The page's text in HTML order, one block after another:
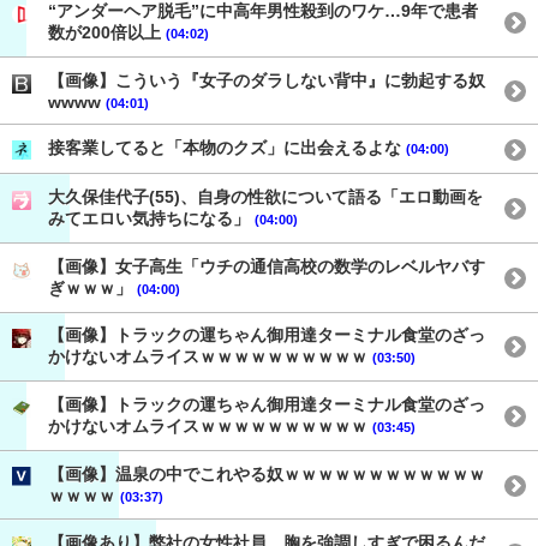
“アンダーヘア脱毛”に中高年男性殺到のワケ…9年で患者
数が200倍以上 (04:02)
【画像】こういう『女子のダラしない背中』に勃起する奴
wwww (04:01)
接客業してると「本物のクズ」に出会えるよな (04:00)
大久保佳代子(55)、自身の性欲について語る「エロ動画を
みてエロい気持ちになる」
(04:00)
【画像】女子高生「ウチの通信高校の数学のレベルヤバす
ぎｗｗｗ」
(04:00)
【画像】トラックの運ちゃん御用達ターミナル食堂のざっ
かけないオムライスｗｗｗｗｗｗｗｗｗｗ (03:50)
【画像】トラックの運ちゃん御用達ターミナル食堂のざっ
かけないオムライスｗｗｗｗｗｗｗｗｗｗ (03:45)
【画像】温泉の中でこれやる奴ｗｗｗｗｗｗｗｗｗｗｗｗ
ｗｗｗｗ (03:37)